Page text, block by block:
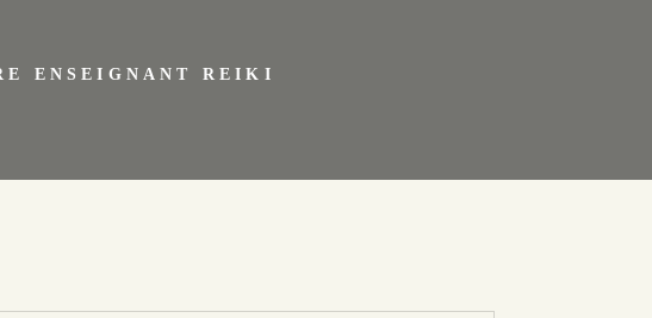
ENSEIGNANT REIKI